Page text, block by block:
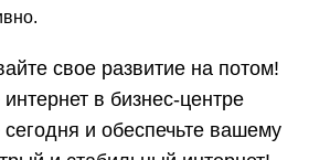
свое развитие на потом!
в бизнес-центре
и обеспечьте вашему